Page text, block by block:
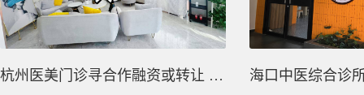
杭州医美门诊寻合作融资或转让 全麻资质｜西湖863.8平方